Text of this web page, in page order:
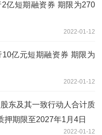
亿短期融资券 期限为270
2022-01-12
亿元短期融资券 期限为
2022-01-12
东及其一致行动人合计质
押期限至2027年1月4日
2022-01-12